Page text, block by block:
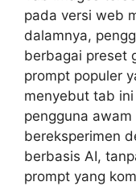
pada versi web
dalamnya,
berbagai preset
prompt populer
menyebut tab
pengguna
bereksperimen
berbasis AI,
prompt yang